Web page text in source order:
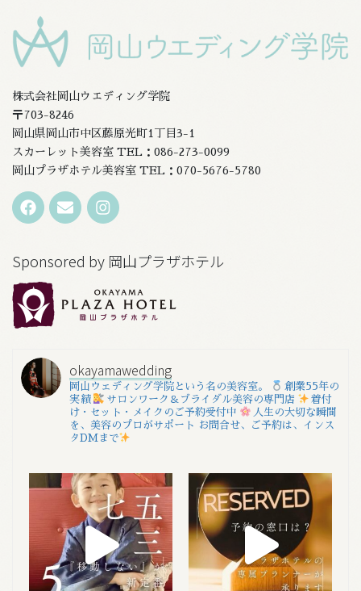
株式会社岡山ウエディング学院
〒703-8246
岡山県岡山市中区藤原光町1丁目3-1
スカーレット美容室 TEL：086-273-0099
岡山プラザホテル美容室 TEL：070-5676-5780
Sponsored by 岡山プラザホテル
okayamawedding
岡山ウェディング学院という名の美容室。
創業55年の
実績
サロンワーク＆ブライダル美容の専門店
着付
け・セット・メイクのご予約受付中
人生の大切な瞬間
を、美容のプロがサポート
お問合せ、ご予約は、インス
タDMまで